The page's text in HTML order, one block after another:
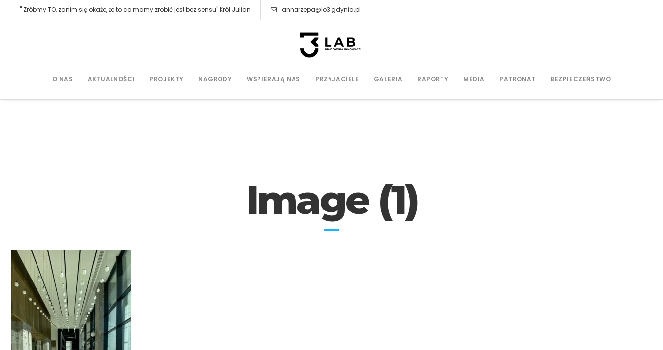
" Zróbmy TO, zanim się okaże, że to co mamy zrobić jest bez sensu" Król Julian annarzepa@lo3.gdynia.pl
O NAS AKTUALNOŚCI PROJEKTY NAGRODY WSPIERAJĄ NAS PRZYJACIELE GALERIA RAPORTY MEDIA PATRONAT BEZPIECZEŃSTWO
Image (1)